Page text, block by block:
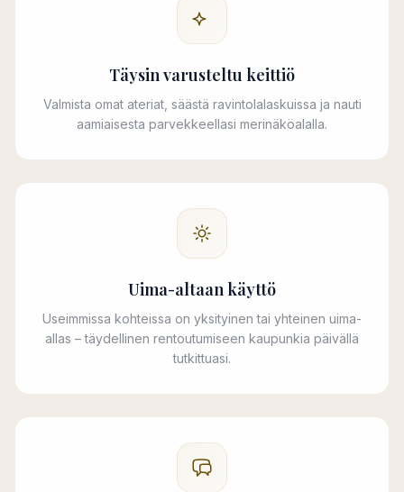
Täysin varusteltu keittiö
Valmista omat ateriat, säästä ravintolalaskuissa ja nauti
aamiaisesta parvekkeellasi merinäköalalla.
Uima-altaan käyttö
Useimmissa kohteissa on yksityinen tai yhteinen uima-
allas – täydellinen rentoutumiseen kaupunkia päivällä
tutkittuasi.